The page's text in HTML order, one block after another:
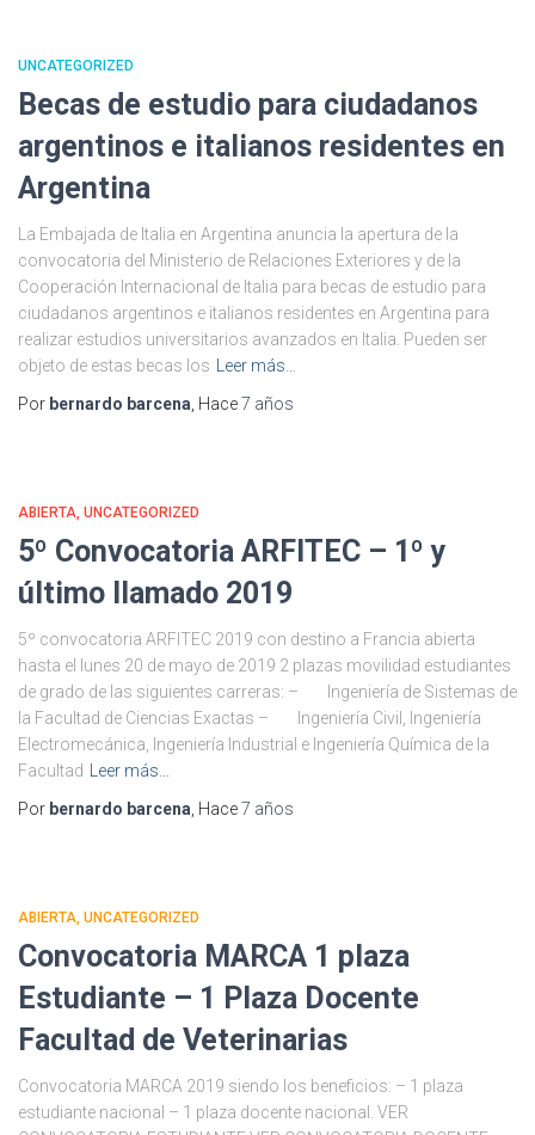
UNCATEGORIZED
Becas de estudio para ciudadanos
argentinos e italianos residentes en
Argentina
La Embajada de Italia en Argentina anuncia la apertura de la
convocatoria del Ministerio de Relaciones Exteriores y de la
Cooperación Internacional de Italia para becas de estudio para
ciudadanos argentinos e italianos residentes en Argentina para
realizar estudios universitarios avanzados en Italia. Pueden ser
objeto de estas becas los Leer más…
Por bernardo barcena, Hace7 años
ABIERTA UNCATEGORIZED
5º Convocatoria ARFITEC – 1º y
último llamado 2019
5º convocatoria ARFITEC 2019 con destino a Francia abierta
hasta el lunes 20 de mayo de 2019 2 plazas movilidad estudiantes
de grado de las siguientes carreras: – Ingeniería de Sistemas de
la Facultad de Ciencias Exactas – Ingeniería Civil, Ingeniería
Electromecánica, Ingeniería Industrial e Ingeniería Química de la
Facultad Leer más…
Por bernardo barcena, Hace7 años
ABIERTA UNCATEGORIZED
Convocatoria MARCA 1 plaza
Estudiante – 1 Plaza Docente
Facultad de Veterinarias
Convocatoria MARCA 2019 siendo los beneficios: – 1 plaza
estudiante nacional – 1 plaza docente nacional. VER